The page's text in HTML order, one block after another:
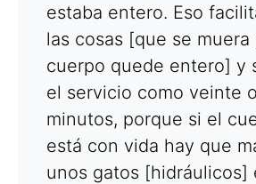
estaba entero. Eso
las cosas [que se muera
cuerpo quede entero] y
el servicio como veinte
minutos, porque si el
está con vida hay que
unos gatos [hidráulicos]